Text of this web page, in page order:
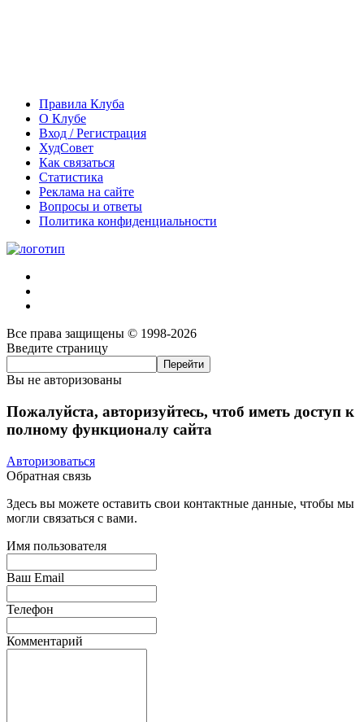
Правила Клуба
О Клубе
Вход / Регистрация
ХудСовет
Как связаться
Статистика
Реклама на сайте
Вопросы и ответы
Политика конфиденциальности
Все права защищены © 1998-2026
Введите страницу
Вы не авторизованы
Пожалуйста, авторизуйтесь, чтоб иметь доступ к
полному функционалу сайта
Авторизоваться
Обратная связь
Здесь вы можете оставить свои контактные данные, чтобы мы
могли связаться с вами.
Имя пользователя
Ваш Email
Телефон
Комментарий